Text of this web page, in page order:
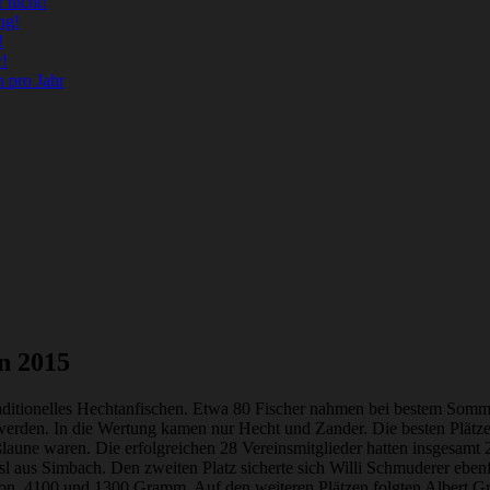
pro Jahr
2015
Hechtanfischen. Etwa 80 Fischer nahmen bei bestem
In die Wertung kamen nur Hecht und Zander. Die besten
waren. Die erfolgreichen 28 Vereinsmitglieder hatten
Simbach. Den zweiten Platz sicherte sich Willi Schmuderer